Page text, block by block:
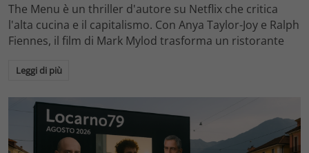
The Menu è un thriller d'autore su Netflix che critica
l'alta cucina e il capitalismo. Con Anya Taylor-Joy e Ralph
Fiennes, il film di Mark Mylod trasforma un ristorante
Leggi di più